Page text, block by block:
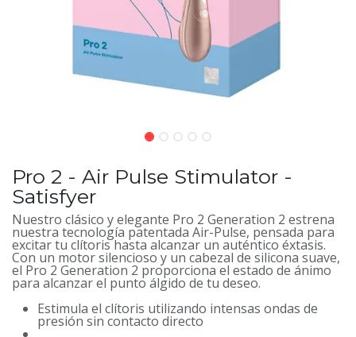
Pro 2 - Air Pulse Stimulator -
Satisfyer
Nuestro clásico y elegante Pro 2 Generation 2 estrena
nuestra tecnología patentada Air-Pulse, pensada para
excitar tu clítoris hasta alcanzar un auténtico éxtasis.
Con un motor silencioso y un cabezal de silicona suave,
el Pro 2 Generation 2 proporciona el estado de ánimo
para alcanzar el punto álgido de tu deseo.
Estimula el clítoris utilizando intensas ondas de
presión sin contacto directo